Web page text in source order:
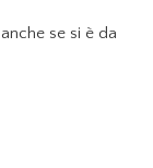
se si è da